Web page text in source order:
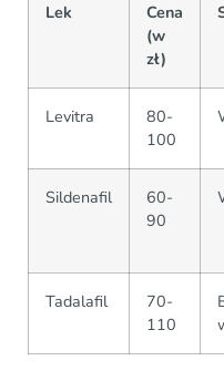
Lek
Cena
(w
zł)
Levitra
80-
100
Sildenafil
60-
90
Tadalafil
70-
110